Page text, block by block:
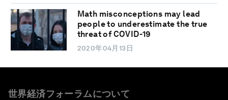
Math misconceptions may lead
people to underestimate the true
threat of COVID-19
2020年04月13日
世界経済フォーラムについて